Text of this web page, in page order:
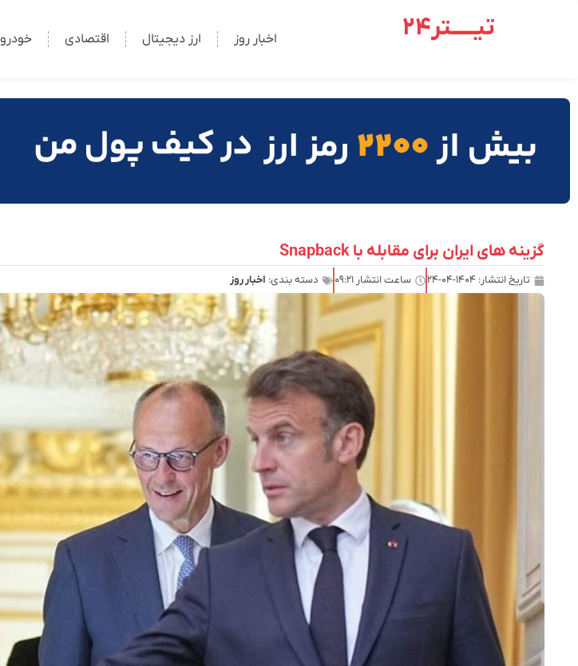
تیـــــتر24 اخبار روز ارز دیجیتال اقتصادی خودرو
گزینه های ایران برای مقابله با Snapback
تاریخ انتشار: ۱۴۰۴-۰۴-۲۴ ساعت انتشار ۰۹:۲۱ دسته بندی: اخبار روز